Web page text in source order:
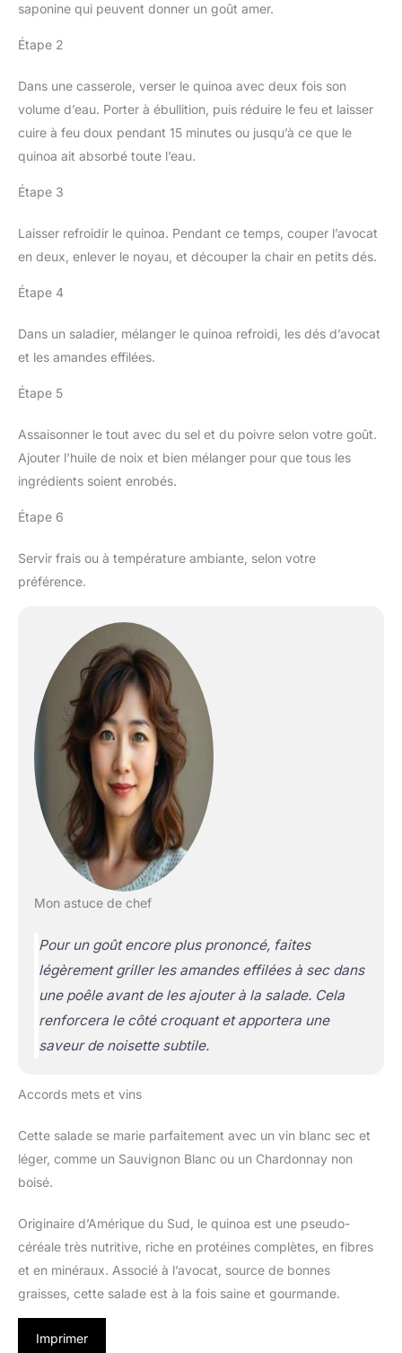
saponine qui peuvent donner un goût amer.
Étape 2
Dans une casserole, verser le quinoa avec deux fois son
volume d’eau. Porter à ébullition, puis réduire le feu et laisser
cuire à feu doux pendant 15 minutes ou jusqu’à ce que le
quinoa ait absorbé toute l’eau.
Étape 3
Laisser refroidir le quinoa. Pendant ce temps, couper l’avocat
en deux, enlever le noyau, et découper la chair en petits dés.
Étape 4
Dans un saladier, mélanger le quinoa refroidi, les dés d’avocat
et les amandes effilées.
Étape 5
Assaisonner le tout avec du sel et du poivre selon votre goût.
Ajouter l’huile de noix et bien mélanger pour que tous les
ingrédients soient enrobés.
Étape 6
Servir frais ou à température ambiante, selon votre
préférence.
Mon astuce de chef
Pour un goût encore plus prononcé, faites
légèrement griller les amandes effilées à sec dans
une poêle avant de les ajouter à la salade. Cela
renforcera le côté croquant et apportera une
saveur de noisette subtile.
Accords mets et vins
Cette salade se marie parfaitement avec un vin blanc sec et
léger, comme un Sauvignon Blanc ou un Chardonnay non
boisé.
Originaire d’Amérique du Sud, le quinoa est une pseudo-
céréale très nutritive, riche en protéines complètes, en fibres
et en minéraux. Associé à l’avocat, source de bonnes
graisses, cette salade est à la fois saine et gourmande.
Imprimer